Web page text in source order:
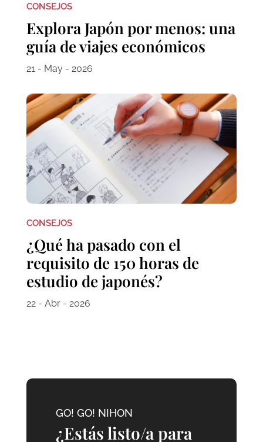
CONSEJOS
Explora Japón por menos: una
guía de viajes económicos
21 - May - 2026
CONSEJOS
¿Qué ha pasado con el
requisito de 150 horas de
estudio de japonés?
22 - Abr - 2026
GO! GO! NIHON
¿Estás listo/a para